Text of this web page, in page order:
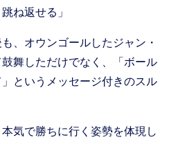
ね返せる」
、オウンゴールしたジャン・
舞しただけでなく、「ボール
というメッセージ付きのスル
気で勝ちに行く姿勢を体現し